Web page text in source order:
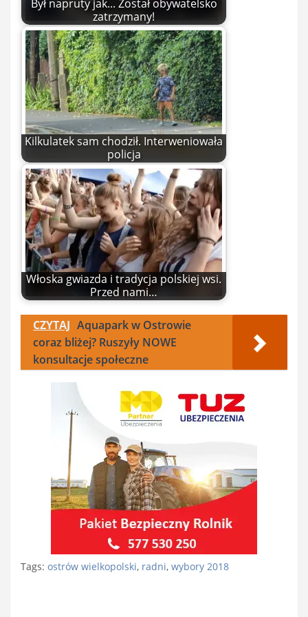
Był napruty jak... Został obywatelsko
zatrzymany!
Kilkulatek sam chodził. Interweniowała
policja
Włoska gwiazda i tradycja polskiej wsi.
Przed nami…
CZYTAJ Aquapark w Ostrowie
coraz bliżej? Ruszyły NOWE
konsultacje społeczne
Tags: ostrów wielkopolski, radni, wybory 2018